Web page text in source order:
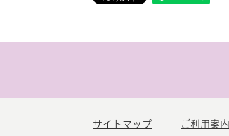
サイトマップ ご利用案内